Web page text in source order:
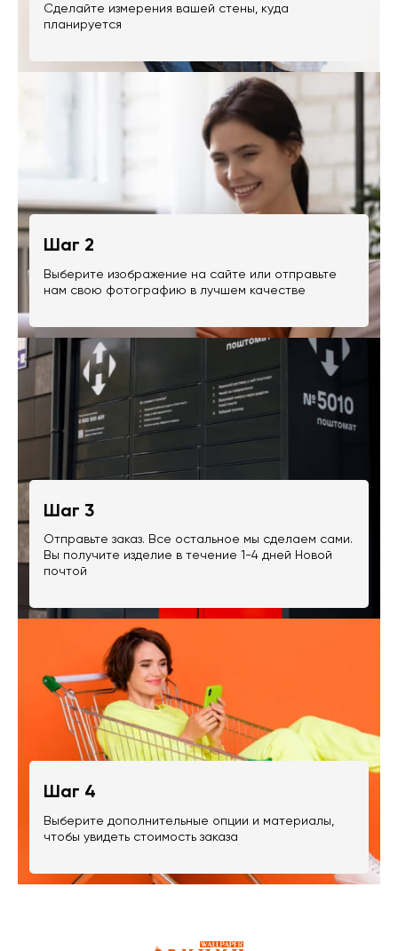
Сделайте измерения вашей стены, куда
планируется
Шаг 2
Выберите изображение на сайте или отправьте
нам свою фотографию в лучшем качестве
Шаг 3
Отправьте заказ. Все остальное мы сделаем сами.
Вы получите изделие в течение 1-4 дней Новой
почтой
Шаг 4
Выберите дополнительные опции и материалы,
чтобы увидеть стоимость заказа